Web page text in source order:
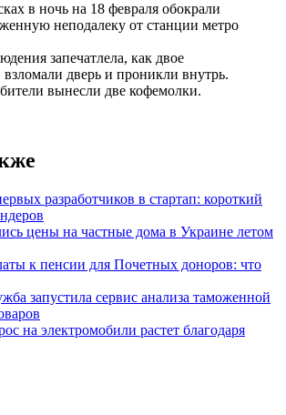
в ночь на 18 февраля обокрали
неподалеку от станции метро
запечатлела, как двое
дверь и проникли внутрь.
вынесли две кофемолки.
разработчиков в стартап: короткий
цены на частные дома в Украине летом
к пенсии для Почетных доноров: что
запустила сервис анализа таможенной
на электромобили растет благодаря